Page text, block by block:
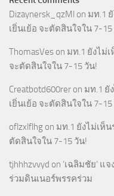
Dizaynersk_qzMl on มท.1
เยิ่นเย้อ จะตัดสินใจใน 7-15
ThomasVes on มท.1 ยังไม่
จะตัดสินใจใน 7-15 วัน!
Creatbotd600rer on มท.1 ยั
เยิ่นเย้อ จะตัดสินใจใน 7-15
oflzxlflhg on มท.1 ยังไม่เห็น
ตัดสินใจใน 7-15 วัน!
tjhhhzvvyd on ‘เฉลิมชัย’ แ
ร่วมดินเนอร์พรรคร่วม